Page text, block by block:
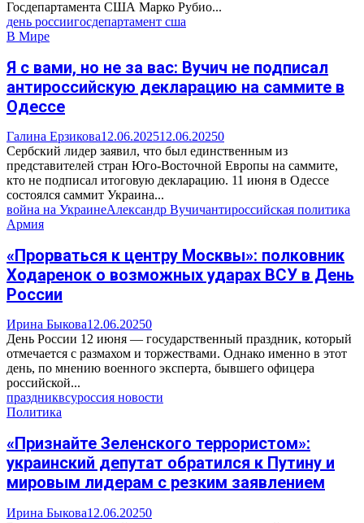
Госдепартамента США Марко Рубио...
день россиигосдепартамент сша
В Мире
Я с вами, но не за вас: Вучич не подписал
антироссийскую декларацию на саммите в
Одессе
Галина Ерзикова12.06.202512.06.20250
Сербский лидер заявил, что был единственным из
представителей стран Юго-Восточной Европы на саммите,
кто не подписал итоговую декларацию. 11 июня в Одессе
состоялся саммит Украина...
война на УкраинеАлександр Вучичантироссийская политика
Армия
«Прорваться к центру Москвы»: полковник
Ходаренок о возможных ударах ВСУ в День
России
Ирина Быкова12.06.20250
День России 12 июня — государственный праздник, который
отмечается с размахом и торжествами. Однако именно в этот
день, по мнению военного эксперта, бывшего офицера
российской...
праздниквсуроссия новости
Политика
«Признайте Зеленского террористом»:
украинский депутат обратился к Путину и
мировым лидерам с резким заявлением
Ирина Быкова12.06.20250